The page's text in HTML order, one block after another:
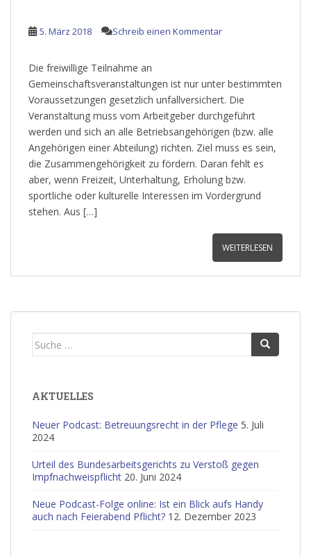
5. März 2018 Schreib einen Kommentar
Die freiwillige Teilnahme an
Gemeinschaftsveranstaltungen ist nur unter bestimmten
Voraussetzungen gesetzlich unfallversichert. Die
Veranstaltung muss vom Arbeitgeber durchgeführt
werden und sich an alle Betriebsangehörigen (bzw. alle
Angehörigen einer Abteilung) richten. Ziel muss es sein,
die Zusammengehörigkeit zu fördern. Daran fehlt es
aber, wenn Freizeit, Unterhaltung, Erholung bzw.
sportliche oder kulturelle Interessen im Vordergrund
stehen. Aus […]
WEITERLESEN
Suche
AKTUELLES
Neuer Podcast: Betreuungsrecht in der Pflege 5. Juli
2024
Urteil des Bundesarbeitsgerichts zu Verstoß gegen
Impfnachweispflicht 20. Juni 2024
Neue Podcast-Folge online: Ist ein Blick aufs Handy
auch nach Feierabend Pflicht? 12. Dezember 2023